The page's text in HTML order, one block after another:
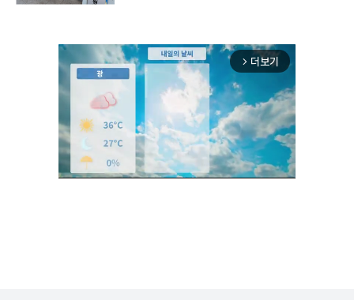
arrow_forward_ios 더보기